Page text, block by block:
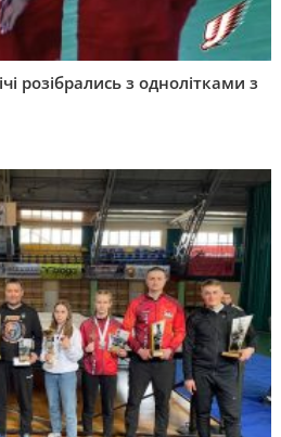
розібрались з однолітками з